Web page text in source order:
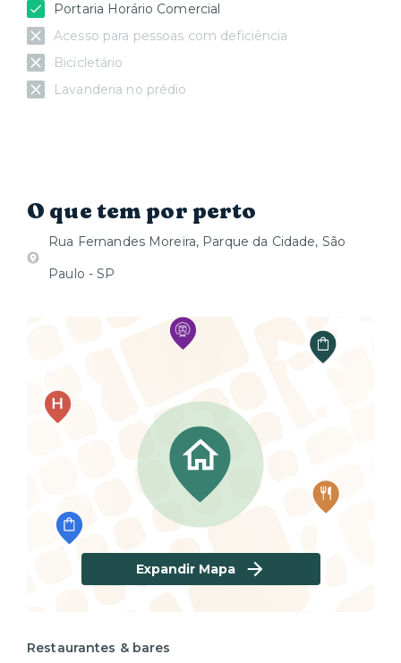
Portaria Horário Comercial
Acesso para pessoas com deficiência
Bicicletário
Lavanderia no prédio
O que tem por perto
Rua Fernandes Moreira, Parque da Cidade, São
Paulo - SP
Expandir Mapa
Restaurantes & bares